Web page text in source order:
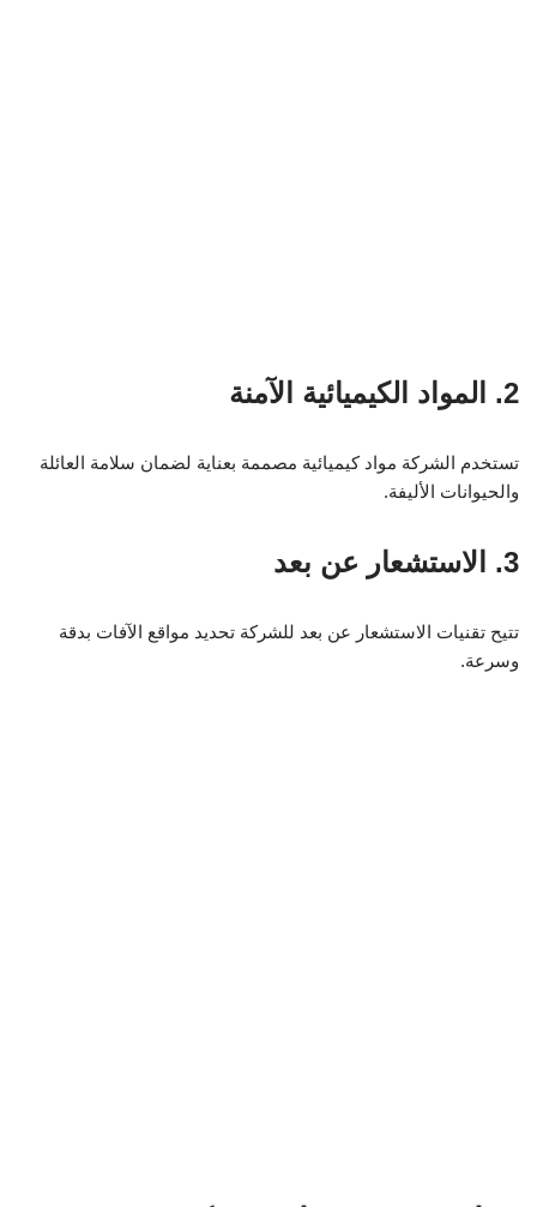
2. المواد الكيميائية الآمنة
تستخدم الشركة مواد كيميائية مصممة بعناية لضمان سلامة العائلة
والحيوانات الأليفة.
3. الاستشعار عن بعد
تتيح تقنيات الاستشعار عن بعد للشركة تحديد مواقع الآفات بدقة
وسرعة.